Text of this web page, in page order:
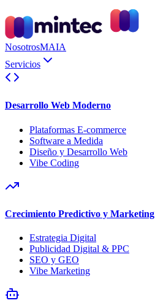
NosotrosMAIA
Servicios
Desarrollo Web Moderno
Plataformas E-commerce
Software a Medida
Diseño y Desarrollo Web
Vibe Coding
Crecimiento Predictivo y Marketing
Estrategia Digital
Publicidad Digital & PPC
SEO y GEO
Vibe Marketing